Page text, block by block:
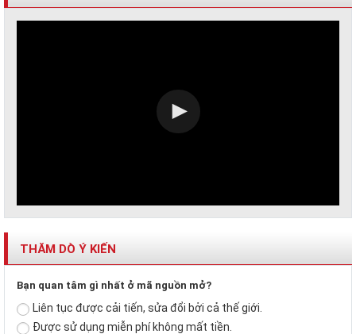
THĂM DÒ Ý KIẾN
Bạn quan tâm gì nhất ở mã nguồn mở?
Liên tục được cải tiến, sửa đổi bởi cả thế giới.
Được sử dụng miễn phí không mất tiền.